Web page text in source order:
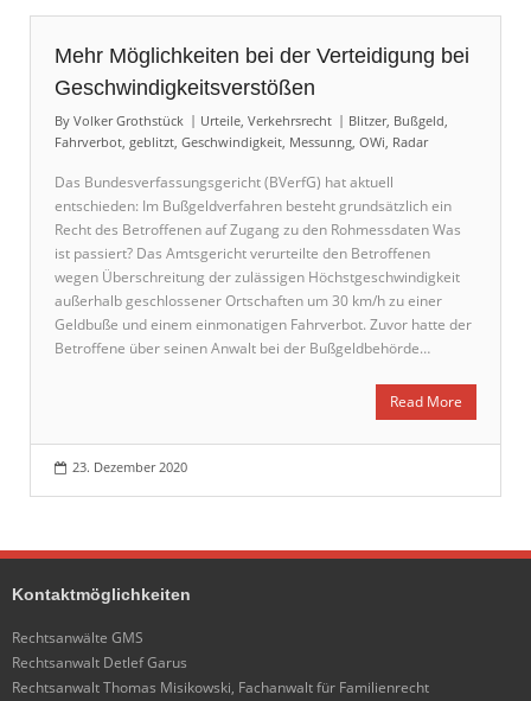
Mehr Möglichkeiten bei der Verteidigung bei
Geschwindigkeitsverstößen
By Volker Grothstück Urteile, Verkehrsrecht Blitzer, Bußgeld,
Fahrverbot, geblitzt, Geschwindigkeit, Messunng, OWi, Radar
Das Bundesverfassungsgericht (BVerfG) hat aktuell
entschieden: Im Bußgeldverfahren besteht grundsätzlich ein
Recht des Betroffenen auf Zugang zu den Rohmessdaten Was
ist passiert? Das Amtsgericht verurteilte den Betroffenen
wegen Überschreitung der zulässigen Höchstgeschwindigkeit
außerhalb geschlossener Ortschaften um 30 km/h zu einer
Geldbuße und einem einmonatigen Fahrverbot. Zuvor hatte der
Betroffene über seinen Anwalt bei der Bußgeldbehörde…
Read More
23. Dezember 2020
Kontaktmöglichkeiten
Rechtsanwälte GMS
Rechtsanwalt Detlef Garus
Rechtsanwalt Thomas Misikowski, Fachanwalt für Familienrecht